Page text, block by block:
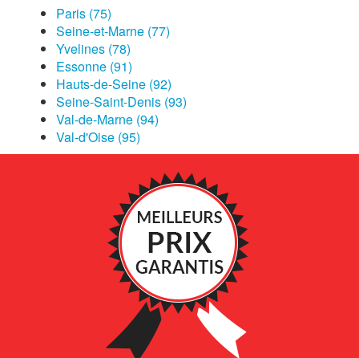
Paris (75)
Seine-et-Marne (77)
Yvelines (78)
Essonne (91)
Hauts-de-Seine (92)
Seine-Saint-Denis (93)
Val-de-Marne (94)
Val-d'Oise (95)